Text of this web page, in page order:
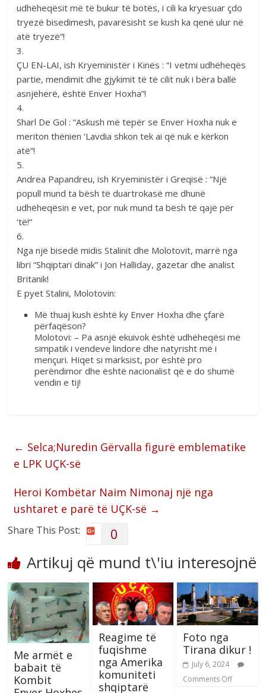
udhëheqësit më të bukur të botës, i cili ka kryesuar çdo
tryezë bisedimesh, pavarësisht se kush ka qenë ulur në
atë tryezë”!
3.
ÇU EN-LAI, ish Kryeministër i Kinës : “I vetmi udhëheqës
partie, mendimit dhe gjykimit të të cilit nuk i bëra ballë
asnjëherë, është Enver Hoxha”!
4.
Sharl De Gol : “Askush më tepër se Enver Hoxha nuk e
meriton thënien ‘Lavdia shkon tek ai që nuk e kërkon
atë”!
5.
Andrea Papandreu, ish Kryeministër i Greqisë : “Një
popull mund ta bësh të duartrokasë me dhunë
udhëheqësin e vet, por nuk mund ta bësh të qajë për
‘të!”
6.
Nga një bisedë midis Stalinit dhe Molotovit, marrë nga
libri “Shqiptari dinak” i Jon Halliday, gazetar dhe analist
Britanik!
E pyet Stalini, Molotovin:
Më thuaj kush është ky Enver Hoxha dhe çfarë
përfaqëson?
Molotovi: – Pa asnjë ekuivok është udhëheqësi më
simpatik i vendeve lindore dhe natyrisht më i
mençuri. Hiqet si marksist, por është pro
perëndimor dhe është nacionalist që e do shumë
vendin e tij!
← Selca;Nuredin Gërvalla figurë emblematike
e LPK UÇK-së
Heroi Kombëtar Naim Nimonaj një nga
ushtaret e parë të UÇK-së →
Share This Post: 0
Artikuj që mund t\'iu interesojnë
Me armët e
babait të
Kombit
Reagime të
fuqishme
nga Amerika
komuniteti
shqiptarë
Foto nga
Tirana dikur !
July 6, 2024
Comments Off